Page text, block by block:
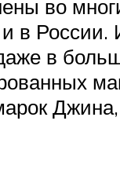
во
в России.
в